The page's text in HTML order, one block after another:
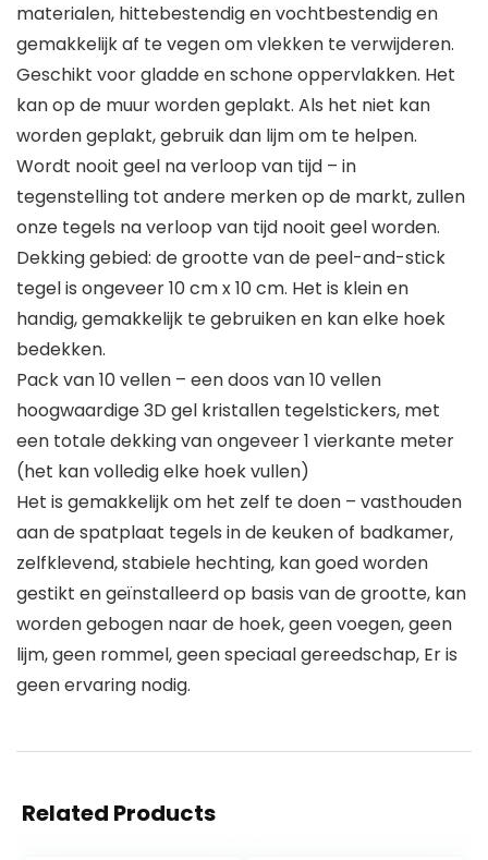
materialen, hittebestendig en vochtbestendig en
gemakkelijk af te vegen om vlekken te verwijderen.
Geschikt voor gladde en schone oppervlakken. Het
kan op de muur worden geplakt. Als het niet kan
worden geplakt, gebruik dan lijm om te helpen.
Wordt nooit geel na verloop van tijd – in
tegenstelling tot andere merken op de markt, zullen
onze tegels na verloop van tijd nooit geel worden.
Dekking gebied: de grootte van de peel-and-stick
tegel is ongeveer 10 cm x 10 cm. Het is klein en
handig, gemakkelijk te gebruiken en kan elke hoek
bedekken.
Pack van 10 vellen – een doos van 10 vellen
hoogwaardige 3D gel kristallen tegelstickers, met
een totale dekking van ongeveer 1 vierkante meter
(het kan volledig elke hoek vullen)
Het is gemakkelijk om het zelf te doen – vasthouden
aan de spatplaat tegels in de keuken of badkamer,
zelfklevend, stabiele hechting, kan goed worden
gestikt en geïnstalleerd op basis van de grootte, kan
worden gebogen naar de hoek, geen voegen, geen
lijm, geen rommel, geen speciaal gereedschap, Er is
geen ervaring nodig.
Related Products